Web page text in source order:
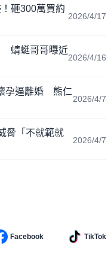
砸300萬買約
2026/4/17
蜻蜓哥哥曝近
2026/4/16
孕逼離婚 熊仁
2026/4/7
脅「不就範就
2026/4/7
Facebook TikTok